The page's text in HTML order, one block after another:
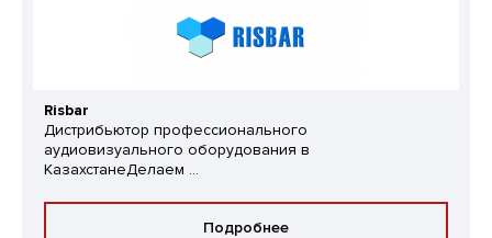
Risbar
Дистрибьютор профессионального
аудиовизуального оборудования в
КазахстанеДелаем ...
Подробнее